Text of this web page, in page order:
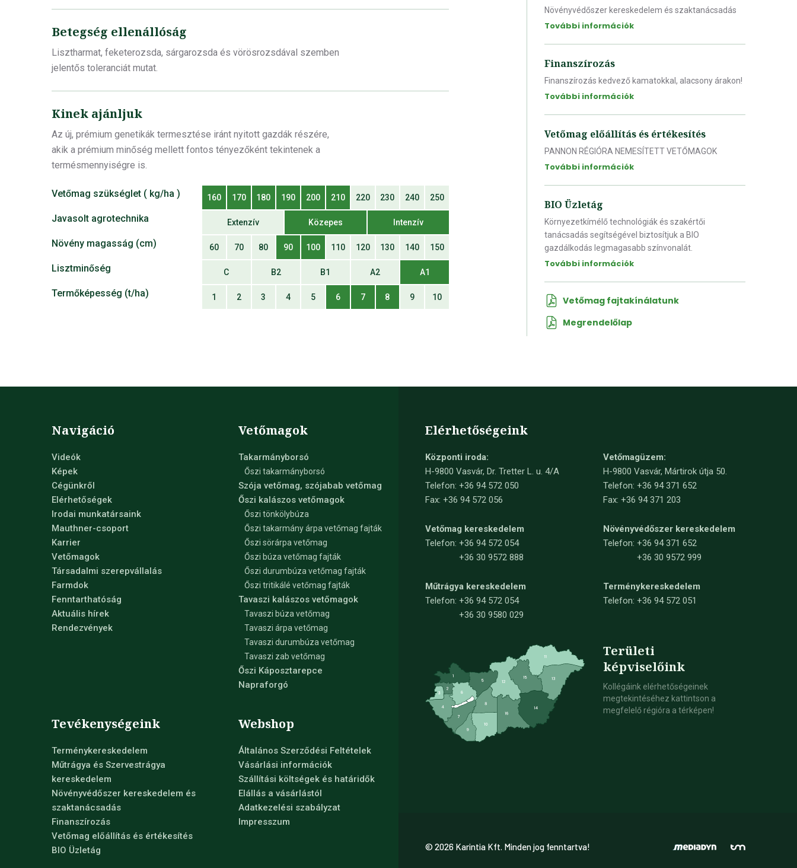
Betegség ellenállóság
Lisztharmat, feketerozsda, sárgarozsda és vörösrozsdával szemben
jelentős toleranciát mutat.
Kinek ajánljuk
Az új, prémium genetikák termesztése iránt nyitott gazdák részére,
akik a prémium minőség mellett fontos tényezőként tekintenek a
termésmennyiségre is.
Vetőmag szükséglet ( kg/ha ) 160 170 180 190 200 210 220 230 240 250
Javasolt agrotechnika Extenzív Közepes Intenzív
Növény magasság (cm) 60 70 80 90 100 110 120 130 140 150
Lisztminőség C B2 B1 A2 A1
Termőképesség (t/ha) 1 2 3 4 5 6 7 8 9 10
Növényvédőszer kereskedelem és szaktanácsadás
További információk
Finanszírozás
Finanszírozás kedvező kamatokkal, alacsony árakon!
További információk
Vetőmag előállítás és értékesítés
PANNON RÉGIÓRA NEMESÍTETT VETŐMAGOK
További információk
BIO Üzletág
Környezetkímélő technológiák és szakértői
tanácsadás segítségével biztosítjuk a BIO
gazdálkodás legmagasabb színvonalát.
További információk
Vetőmag fajtakínálatunk
Megrendelőlap
Navigáció
Videók
Képek
Cégünkről
Elérhetőségek
Irodai munkatársaink
Mauthner-csoport
Karrier
Vetőmagok
Társadalmi szerepvállalás
Farmdok
Fenntarthatóság
Aktuális hírek
Rendezvények
Vetőmagok
Takarmányborsó
Őszi takarmányborsó
Szója vetőmag, szójabab vetőmag
Őszi kalászos vetőmagok
Őszi tönkölybúza
Őszi takarmány árpa vetőmag fajták
Őszi sörárpa vetőmag
Őszi búza vetőmag fajták
Őszi durumbúza vetőmag fajták
Őszi tritikálé vetőmag fajták
Tavaszi kalászos vetőmagok
Tavaszi búza vetőmag
Tavaszi árpa vetőmag
Tavaszi durumbúza vetőmag
Tavaszi zab vetőmag
Őszi Káposztarepce
Napraforgó
Tevékenységeink
Terménykereskedelem
Műtrágya és Szervestrágya
kereskedelem
Növényvédőszer kereskedelem és
szaktanácsadás
Finanszírozás
Vetőmag előállítás és értékesítés
BIO Üzletág
Webshop
Általános Szerződési Feltételek
Vásárlási információk
Szállítási költségek és határidők
Elállás a vásárlástól
Adatkezelési szabályzat
Impresszum
Elérhetőségeink
Központi iroda:
H-9800 Vasvár, Dr. Tretter L. u. 4/A
Telefon: +36 94 572 050
Fax: +36 94 572 056
Vetőmagüzem:
H-9800 Vasvár, Mártirok útja 50.
Telefon: +36 94 371 652
Fax: +36 94 371 203
Vetőmag kereskedelem
Telefon: +36 94 572 054
+36 30 9572 888
Növényvédőszer kereskedelem
Telefon: +36 94 371 652
+36 30 9572 999
Műtrágya kereskedelem
Telefon: +36 94 572 054
+36 30 9580 029
Terménykereskedelem
Telefon: +36 94 572 051
Területi
képviselőink
Kollégáink elérhetőségeinek
megtekintéséhez kattintson a
megfelelő régióra a térképen!
© 2026 Karintia Kft. Minden jog fenntartva!